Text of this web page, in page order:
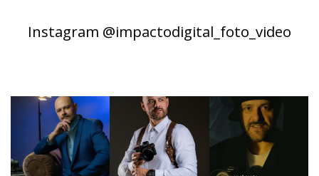
Instagram @impactodigital_foto_video